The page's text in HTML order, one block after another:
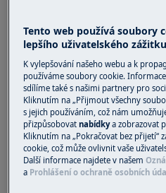
Umístění typového štítku
Tento web používá soubory
lepšího uživatelského
K vylepšování našeho webu a k
používáme soubory cookie.
sdílíme také s našimi partnery pro
Kliknutím na „Přijmout všechny
s jejich používáním, což nám
přizpůsobovatnabídkya zobrazovat
Kliknutím na „Pokračovat bez přijetí“
cookie, což může ovlivnit vaše
Další informace najdete v našem
a Prohlášení o ochraně osobních